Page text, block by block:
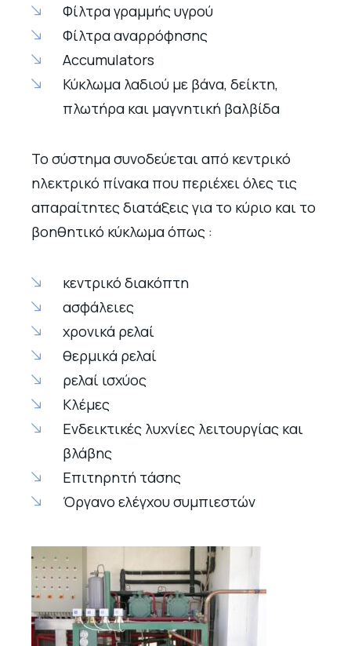
Φίλτρα γραμμής υγρού
Φίλτρα αναρρόφησης
Accumulators
Κύκλωμα λαδιού με βάνα, δείκτη,
πλωτήρα και μαγνητική βαλβίδα
Το σύστημα συνοδεύεται από κεντρικό
ηλεκτρικό πίνακα που περιέχει όλες τις
απαραίτητες διατάξεις για το κύριο και το
βοηθητικό κύκλωμα όπως :
κεντρικό διακόπτη
ασφάλειες
χρονικά ρελαί
θερμικά ρελαί
ρελαί ισχύος
Κλέμες
Ενδεικτικές λυχνίες λειτουργίας και
βλάβης
Επιτηρητή τάσης
Όργανο ελέγχου συμπιεστών